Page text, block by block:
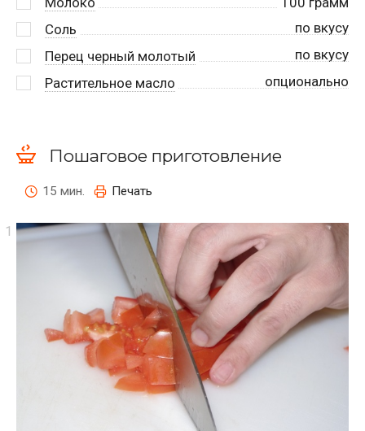
Соль
по вкусу
Перец черный молотый
по вкусу
Растительное масло
опционально
Пошаговое приготовление
15 мин. Печать